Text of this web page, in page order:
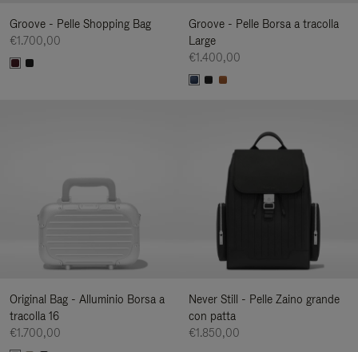
Groove - Pelle Shopping Bag
€1.700,00
Groove - Pelle Borsa a tracolla
Large
€1.400,00
Original Bag - Alluminio Borsa a
tracolla 16
€1.700,00
Never Still - Pelle Zaino grande
con patta
€1.850,00